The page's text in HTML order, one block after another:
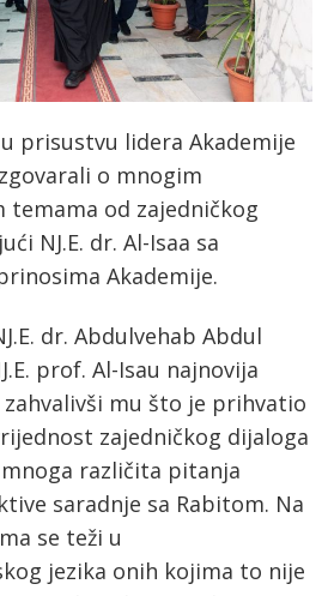
prisustvu lidera Akademije
o mnogim
temama od zajedničkog
NJ.E. dr. Al-Isaa sa
Akademije.
dr. Abdulvehab Abdul
prof. Al-Isau najnovija
zahvalivši mu što je prihvatio
zajedničkog dijaloga
različita pitanja
saradnje sa Rabitom. Na
se teži u
jezika onih kojima to nije